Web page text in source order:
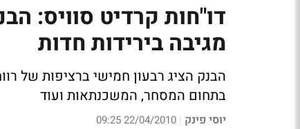
דו"חות קרדיט סוויס:
מגיבה בירידות חדות
הבנק הציג רבעון חמישי ברציפות של
בתחום המסחר, המשכנתאות ועוד
יוסי פינק |
22/04/2010 09:25